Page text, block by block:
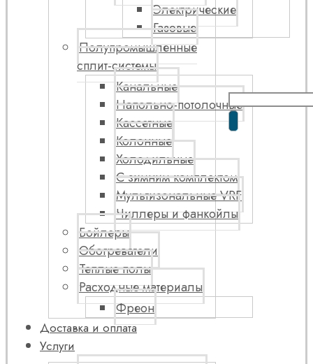
Электрические
Газовые
Полупромышленные
сплит-системы
Канальные
Напольно-потолочные
Кассетные
Колонные
Холодильные
С зимним комплектом
Мультизональные VRF
Чиллеры и фанкойлы
Бойлеры
Обогреватели
Теплые полы
Расходные материалы
Фреон
Доставка и оплата
Услуги